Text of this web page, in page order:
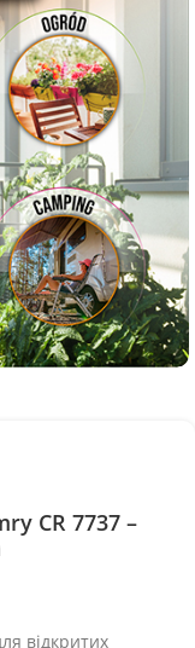
CR 7737 –
відкритих